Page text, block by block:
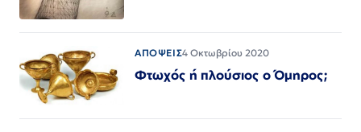
ΑΠΟΨΕΙΣ4 Οκτωβρίου 2020
Φτωχός ή πλούσιος ο Όμηρος;